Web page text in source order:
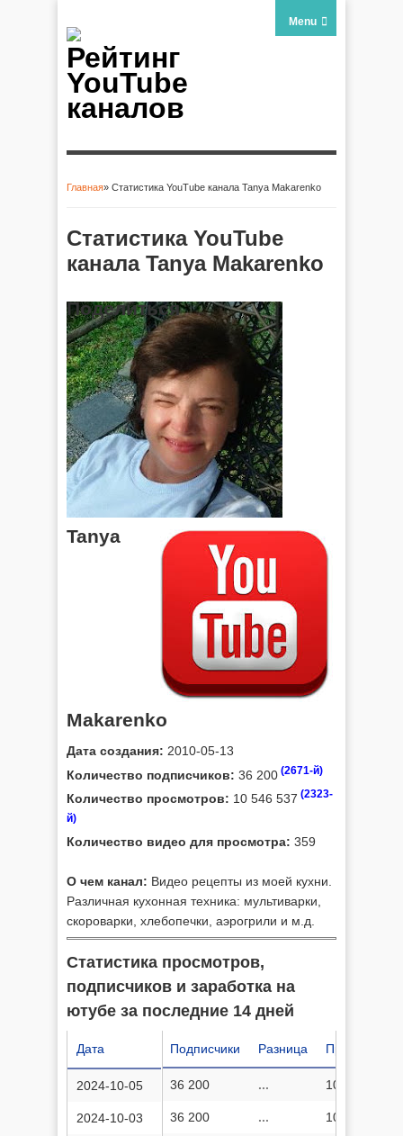
Рейтинг
YouTube
каналов
Menu
Главная» Статистика YouTube канала Tanya Makarenko
Статистика YouTube
канала Tanya Makarenko
Поделиться
Tanya
Makarenko
Дата создания: 2010-05-13
Количество подписчиков: 36 200 (2671-й)
Количество просмотров: 10 546 537 (2323-
й)
Количество видео для просмотра: 359
О чем канал: Видео рецепты из моей кухни.
Различная кухонная техника: мультиварки,
скороварки, хлебопечки, аэрогрили и м.д.
Статистика просмотров,
подписчиков и заработка на
ютубе за последние 14 дней
Подписчики Разница Просмотров
36 200 ... 10 546 537
36 200 ... 10 545 531
Дата
2024-10-05
2024-10-03